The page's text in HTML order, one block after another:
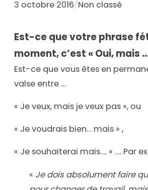
3 octobre 2016/Non classé
Est-ce que votre phrase
moment, c’est « Oui, mais
Est-ce que vous êtes en
valse entre …
« Je veux, mais je veux pas », ou
« Je voudrais bien… mais » ,
« Je souhaiterai mais…. » …. Par
« Je dois absolument faire